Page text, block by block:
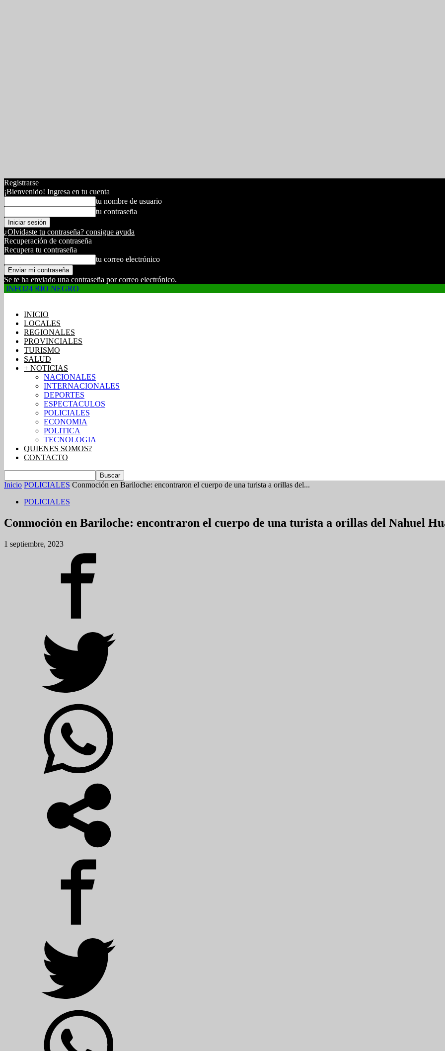
Registrarse
¡Bienvenido! Ingresa en tu cuenta
tu nombre de usuario
tu contraseña
¿Olvidaste tu contraseña? consigue ayuda
Recuperación de contraseña
Recupera tu contraseña
tu correo electrónico
Se te ha enviado una contraseña por correo electrónico.
INFO24 RIO NEGRO
INICIO
LOCALES
REGIONALES
PROVINCIALES
TURISMO
SALUD
+ NOTICIAS
NACIONALES
INTERNACIONALES
DEPORTES
ESPECTACULOS
POLICIALES
ECONOMIA
POLITICA
TECNOLOGIA
QUIENES SOMOS?
CONTACTO
Inicio POLICIALES Conmoción en Bariloche: encontraron el cuerpo de una turista a orillas del...
POLICIALES
Conmoción en Bariloche: encontraron el cuerpo de una turista a orillas del Nahuel
1 septiembre, 2023